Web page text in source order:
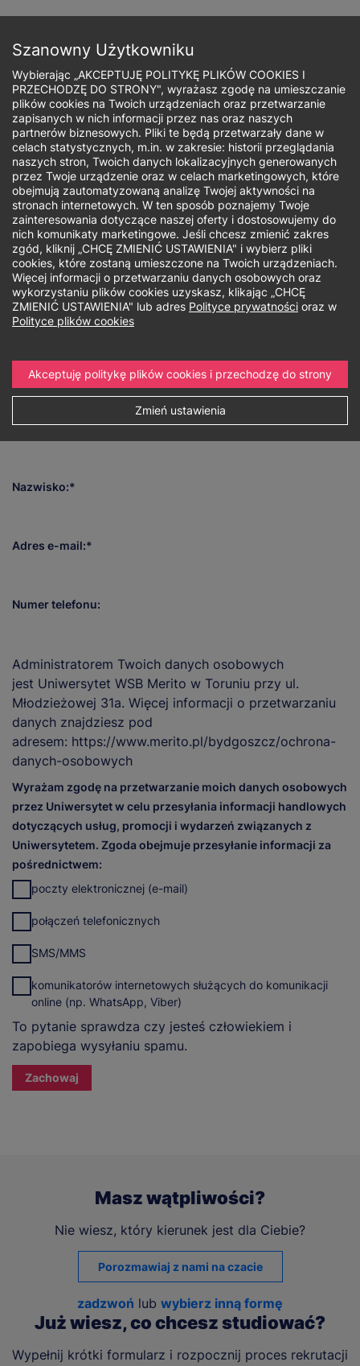
treści
Ścieżka
nawigacyjna
Konferencja
Psychologiczna |
25.05.2026 r. |
online
Zapraszamy do wypełnienia i odesłania poniższego
formularza, aby zapisać się i wziąć udział w
Imię:
Nazwisko:
Adres e-mail:
Numer telefonu:
Administratorem Twoich danych osobowych
jest Uniwersytet WSB Merito w Toruniu przy ul.
Młodzieżowej 31a. Więcej informacji o przetwarzaniu
danych znajdziesz pod
adresem: https://www.merito.pl/bydgoszcz/ochrona-
danych-osobowych
Wyrażam zgodę na przetwarzanie moich danych osobowych
przez Uniwersytet w celu przesyłania informacji handlowych
dotyczących usług, promocji i wydarzeń związanych z
Uniwersytetem. Zgoda obejmuje przesyłanie informacji za
pośrednictwem:
poczty elektronicznej (e-mail)
połączeń telefonicznych
SMS/MMS
komunikatorów internetowych służących do komunikacji
online (np. WhatsApp, Viber)
To pytanie sprawdza czy jesteś człowiekiem i
zapobiega wysyłaniu spamu.
Masz wątpliwości?
Nie wiesz, który kierunek jest dla Ciebie?
Porozmawiaj z nami na czacie
zadzwoń lub wybierz inną formę
Już wiesz, co chcesz studiować?
Wypełnij krótki formularz i rozpocznij proces rekrutacji
Szanowny Użytkowniku
Wybierając „AKCEPTUJĘ POLITYKĘ PLIKÓW COOKIES I
PRZECHODZĘ DO STRONY", wyrażasz zgodę na umieszczanie
plików cookies na Twoich urządzeniach oraz przetwarzanie
zapisanych w nich informacji przez nas oraz naszych
partnerów biznesowych. Pliki te będą przetwarzały dane w
celach statystycznych, m.in. w zakresie: historii przeglądania
naszych stron, Twoich danych lokalizacyjnych generowanych
przez Twoje urządzenie oraz w celach marketingowych, które
obejmują zautomatyzowaną analizę Twojej aktywności na
stronach internetowych. W ten sposób poznajemy Twoje
zainteresowania dotyczące naszej oferty i dostosowujemy do
nich komunikaty marketingowe. Jeśli chcesz zmienić zakres
zgód, kliknij „CHCĘ ZMIENIĆ USTAWIENIA" i wybierz pliki
cookies, które zostaną umieszczone na Twoich urządzeniach.
Więcej informacji o przetwarzaniu danych osobowych oraz
wykorzystaniu plików cookies uzyskasz, klikając „CHCĘ
ZMIENIĆ USTAWIENIA" lub adres Polityce prywatności oraz w
Polityce plików cookies
Zmień ustawienia
Akceptuję politykę plików cookies i przechodzę do strony